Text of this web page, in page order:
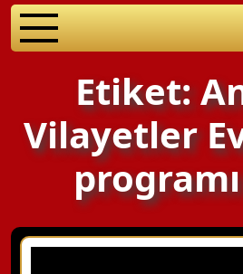
Etiket:
Vilayetler